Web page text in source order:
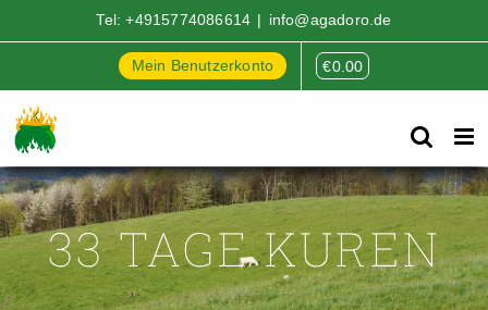
Inhalt
Tel:+4915774086614 | info@agadoro.de
Mein Benutzerkonto €0.00
33 TAGE KUREN